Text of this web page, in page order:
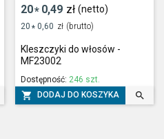
20* 0,49 zł (netto)
20 * 0,60 zł (brutto)
Kleszczyki do włosów -
MF23002
Dostępność: 246 szt.
 DODAJ DO KOSZYKA 